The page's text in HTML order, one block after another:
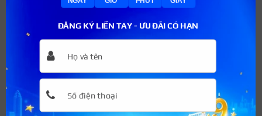
Thực hành thi sa hình ghép xe dọc vào nơi đỗ xe đúng
ĐĂNG KÝ LIỀN TAY - ƯU ĐÃI CÓ HẠN